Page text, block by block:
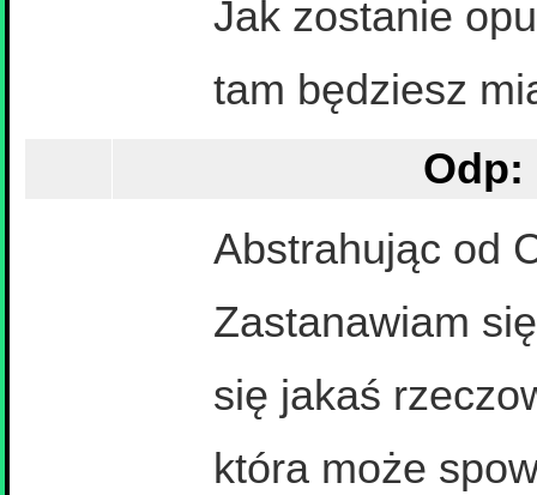
Jak zostanie
tam będziesz
Odp:
Abstrahując od
Zastanawiam
się jakaś
która może